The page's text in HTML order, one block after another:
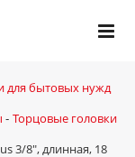
для бытовых нужд
- Торцовые головки
3/8", длинная, 18